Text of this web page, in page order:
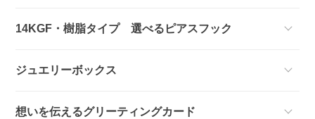
14KGF・樹脂タイプ 選べるピアスフック
ジュエリーボックス
想いを伝えるグリーティングカード